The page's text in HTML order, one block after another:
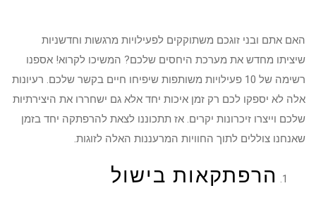
האם אתם ובני זוגכם משתוקקים לפעילויות מרגשות וחדשניות
שיציתו מחדש את מערכת היחסים שלכם? המשיכו לקרוא! אספנו
רשימה של 10 פעילויות משותפות שיפיחו חיים בקשר שלכם. רעיונות
אלה לא יספקו לכם רק זמן איכות יחד אלא גם ישחררו את היצירתיות
שלכם וייצרו זיכרונות יקרים. אז תתכוננו לצאת להרפתקה יחד בזמן
שאנחנו צוללים לתוך החוויות המרעננות האלה לזוגות.
הרפתקאות בישול